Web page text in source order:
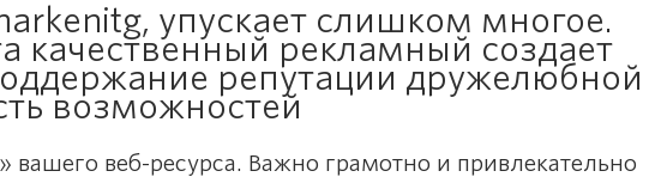
упускает слишком многое.
качественный рекламный создает
репутации дружелюбной
возможностей
веб-ресурса. Важно грамотно и привлекательно